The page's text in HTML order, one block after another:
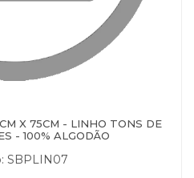
X 75CM - LINHO TONS DE
- 100% ALGODÃO
SBPLIN07